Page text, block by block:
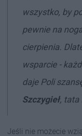
wszystko, by
pewnie na
cierpienia.
wsparcie -
daje Poli
Szczygieł, tata
Jeśli nie możecie